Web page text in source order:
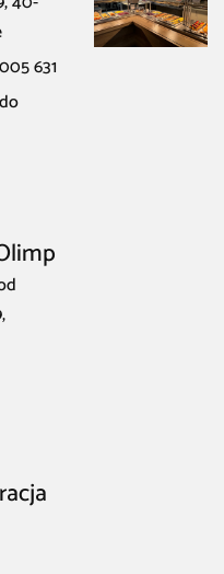
631